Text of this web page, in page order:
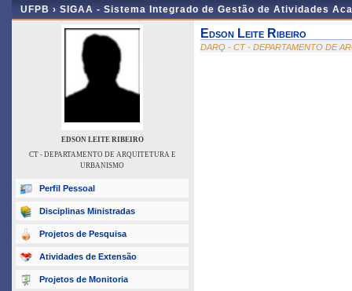
UFPB › SIGAA - Sistema Integrado de Gestão de Atividades
EDSON LEITE RIBEIRO
CT - DEPARTAMENTO DE ARQUITETURA E
URBANISMO
Perfil Pessoal
Disciplinas Ministradas
Projetos de Pesquisa
Atividades de Extensão
Projetos de Monitoria
Edson Leite Ribeiro
DARQ - CT - DEPARTAMENTO DE